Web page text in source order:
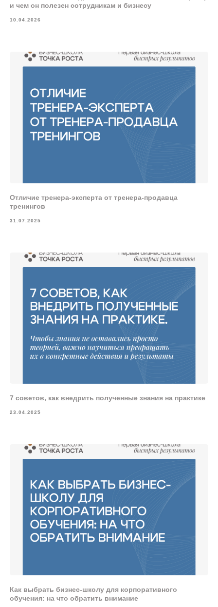
и чем он полезен сотрудникам и бизнесу
10.04.2026
Отличие тренера-эксперта от тренера-продавца
тренингов
31.07.2025
7 советов, как внедрить полученные знания на практике
23.04.2025
Как выбрать бизнес-школу для корпоративного
обучения: на что обратить внимание